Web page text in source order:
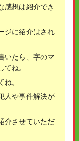
感想は紹介でき
ジに紹介はされ
いたら、字のマ
ね。
。
人や事件解決が
介させていただ